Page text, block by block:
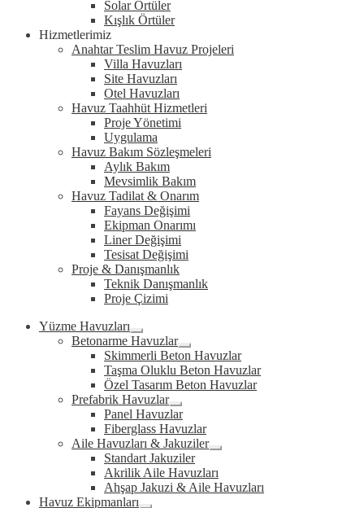
Solar Örtüler
Kışlık Örtüler
Hizmetlerimiz
Anahtar Teslim Havuz Projeleri
Villa Havuzları
Site Havuzları
Otel Havuzları
Havuz Taahhüt Hizmetleri
Proje Yönetimi
Uygulama
Havuz Bakım Sözleşmeleri
Aylık Bakım
Mevsimlik Bakım
Havuz Tadilat & Onarım
Fayans Değişimi
Ekipman Onarımı
Liner Değişimi
Tesisat Değişimi
Proje & Danışmanlık
Teknik Danışmanlık
Proje Çizimi
Yüzme Havuzları
Expand
child
menu
Betonarme Havuzlar
Expand
child
menu
Skimmerli Beton Havuzlar
Taşma Oluklu Beton Havuzlar
Özel Tasarım Beton Havuzlar
Prefabrik Havuzlar
Expand
child
menu
Panel Havuzlar
Fiberglass Havuzlar
Aile Havuzları & Jakuziler
Expand
menu
Standart Jakuziler
Akrilik Aile Havuzları
Ahşap Jakuzi & Aile Havuzları
Havuz Ekipmanları